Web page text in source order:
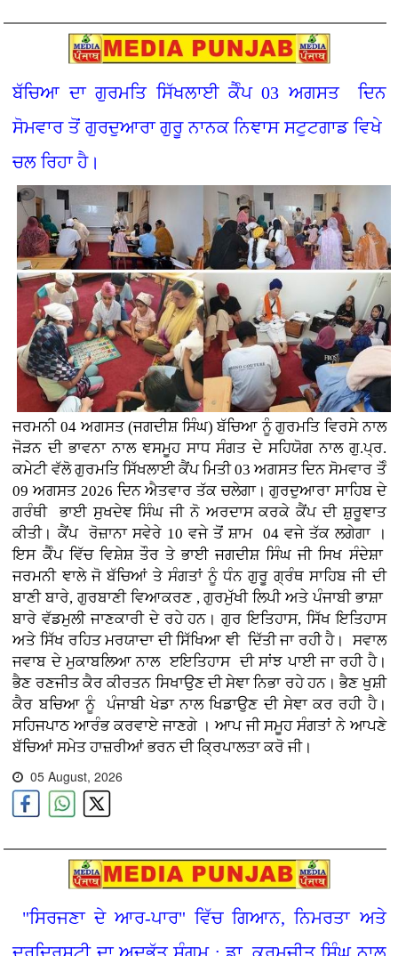
ਬੱਚਿਆ ਦਾ ਗੁਰਮਤਿ ਸਿੱਖਲਾਈ ਕੈੰਪ 03 ਅਗਸਤ ਦਿਨ
ਸੋਮਵਾਰ ਤੋਂ ਗੁਰਦੁਆਰਾ ਗੁਰੂ ਨਾਨਕ ਨਿਞਾਸ ਸਟੁਟਗਾਡ ਵਿਖੇ
ਚਲ ਰਿਹਾ ਹੈ।
ਜਰਮਨੀ04 ਅਗਸਤ (ਜਗਦੀਸ਼ ਸਿੰਘ) ਬੱਚਿਆ ਨੂੰ ਗੁਰਮਤਿ ਵਿਰਸੇ ਨਾਲ
ਜੋੜਨ ਦੀ ਭਾਵਨਾ ਨਾਲ ਞਸਮੂਹ ਸਾਧ ਸੰਗਤ ਦੇ ਸਹਿਯੋਗ ਨਾਲ ਗੁ.ਪ੍ਰ.
ਕਮੇਟੀ ਵੱਲੋ ਗੁਰਮਤਿ ਸਿੱਖਲਾਈ ਕੈਂਪ ਮਿਤੀ 03 ਅਗਸਤ ਦਿਨ ਸੋਮਵਾਰ ਤੋੰ
09 ਅਗਸਤ 2026 ਦਿਨ ਐਤਵਾਰ ਤੱਕ ਚਲੇਗਾ। ਗੁਰਦੁਆਰਾ ਸਾਹਿਬ ਦੇ
ਗਰੰਥੀ ਭਾਈ ਸੁਖਦੇਞ ਸਿੰਘ ਜੀ ਨੋ ਅਰਦਾਸ ਕਰਕੇ ਕੈਂਪ ਦੀ ਸ਼ੁਰੂਞਾਤ
ਕੀਤੀ। ਕੈਂਪ ਰੋਜ਼ਾਨਾ ਸਵੇਰੇ 10 ਵਜੇ ਤੋਂ ਸ਼ਾਮ 04 ਵਜੇ ਤੱਕ ਲਗੇਗਾ ।
ਇਸ ਕੈੰਪ ਵਿੱਚ ਵਿਸ਼ੇਸ਼ ਤੌਰ ਤੇ ਭਾਈ ਜਗਦੀਸ਼ ਸਿੰਘ ਜੀ ਸਿਖ ਸੰਦੇਸ਼ਾ
ਜਰਮਨੀ ਞਾਲੇ ਜੋ ਬੱਚਿਆਂ ਤੇ ਸੰਗਤਾਂ ਨੂੰ ਧੰਨ ਗੁਰੂ ਗ੍ਰੰਥ ਸਾਹਿਬ ਜੀ ਦੀ
ਬਾਣੀ ਬਾਰੇ, ਗੁਰਬਾਣੀ ਵਿਆਕਰਣ , ਗੁਰਮੁੱਖੀ ਲਿਪੀ ਅਤੇ ਪੰਜਾਬੀ ਭਾਸ਼ਾ
ਬਾਰੇ ਵੱਡਮੁਲੀ ਜਾਣਕਾਰੀ ਦੇ ਰਹੇ ਹਨ। ਗੁਰ ਇਤਿਹਾਸ, ਸਿੱਖ ਇਤਿਹਾਸ
ਅਤੇ ਸਿੱਖ ਰਹਿਤ ਮਰਯਾਦਾ ਦੀ ਸਿੱਖਿਆ ਞੀ ਦਿੱਤੀ ਜਾ ਰਹੀ ਹੈ। ਸਵਾਲ
ਜਵਾਬ ਦੇ ਮੁਕਾਬਲਿਆ ਨਾਲ ੲਇਤਿਹਾਸ ਦੀ ਸਾਂਝ ਪਾਈ ਜਾ ਰਹੀ ਹੈ।
ਭੈਣ ਰਣਜੀਤ ਕੈਰ ਕੀਰਤਨ ਸਿਖਾਉਣ ਦੀ ਸੇਞਾ ਨਿਭਾ ਰਹੇ ਹਨ। ਭੈਣ ਖੁਸ਼ੀ
ਕੈਰ ਬਚਿਆ ਨੂੰ ਪੰਜਾਬੀ ਖੇਡਾ ਨਾਲ ਖਿਡਾਉਣ ਦੀ ਸੇਞਾ ਕਰ ਰਹੀ ਹੈ।
ਸਹਿਜਪਾਠ ਆਰੰਭ ਕਰਵਾਏ ਜਾਣਗੇ । ਆਪ ਜੀ ਸਮੂਹ ਸੰਗਤਾਂ ਨੇ ਆਪਣੇ
ਬੱਚਿਆਂ ਸਮੇਤ ਹਾਜ਼ਰੀਆਂ ਭਰਨ ਦੀ ਕ੍ਰਿਪਾਲਤਾ ਕਰੋ ਜੀ।
05 August, 2026
"ਸਿਰਜਣਾ ਦੇ ਆਰ-ਪਾਰ" ਵਿੱਚ ਗਿਆਨ, ਨਿਮਰਤਾ ਅਤੇ